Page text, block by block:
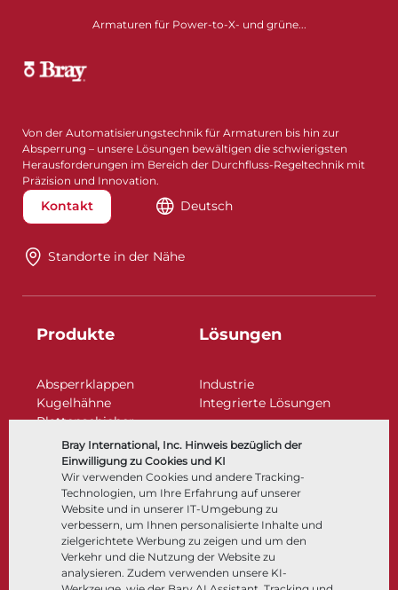
Bray International, Inc. Hinweis bezüglich der
Einwilligung zu Cookies und KI
Wir verwenden Cookies und andere Tracking-
Technologien, um Ihre Erfahrung auf unserer
Website und in unserer IT-Umgebung zu
verbessern, um Ihnen personalisierte Inhalte und
zielgerichtete Werbung zu zeigen und um den
Verkehr und die Nutzung der Website zu
analysieren. Zudem verwenden unsere KI-
Armaturen für Power-to-X- und grüne...
Von der Automatisierungstechnik für Armaturen bis hin zur
Absperrung – unsere Lösungen bewältigen die schwierigsten
Herausforderungen im Bereich der Durchfluss-Regeltechnik mit
Präzision und Innovation.
Kontakt Deutsch
Standorte in der Nähe​​​​​​​
Produkte
Absperrklappen
Kugelhähne
Plattenschieber
Regelarmaturen
Rückschlagklappen
Antriebe | Betätigungen
Steuer- und Regeltechnik
Tieftemperatur​​​​​​​
Lösungen
Industrie
Integrierte Lösungen
Unternehmen
Über
Dokumentation
Dokumente